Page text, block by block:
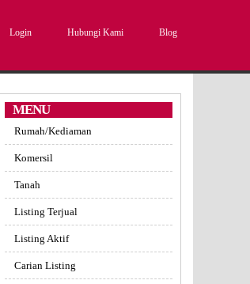
Login Hubungi Kami Blog
MENU
Rumah/Kediaman
Komersil
Tanah
Listing Terjual
Listing Aktif
Carian Listing